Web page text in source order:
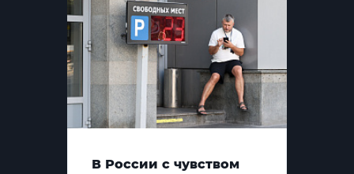
В России с чувством